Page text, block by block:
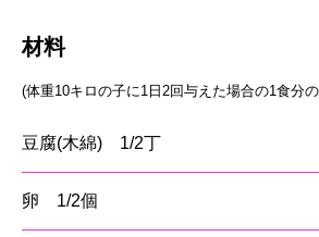
材料
(体重10キロの子に1日2回与えた場合の1食分
豆腐(木綿) 1/2丁
卵 1/2個